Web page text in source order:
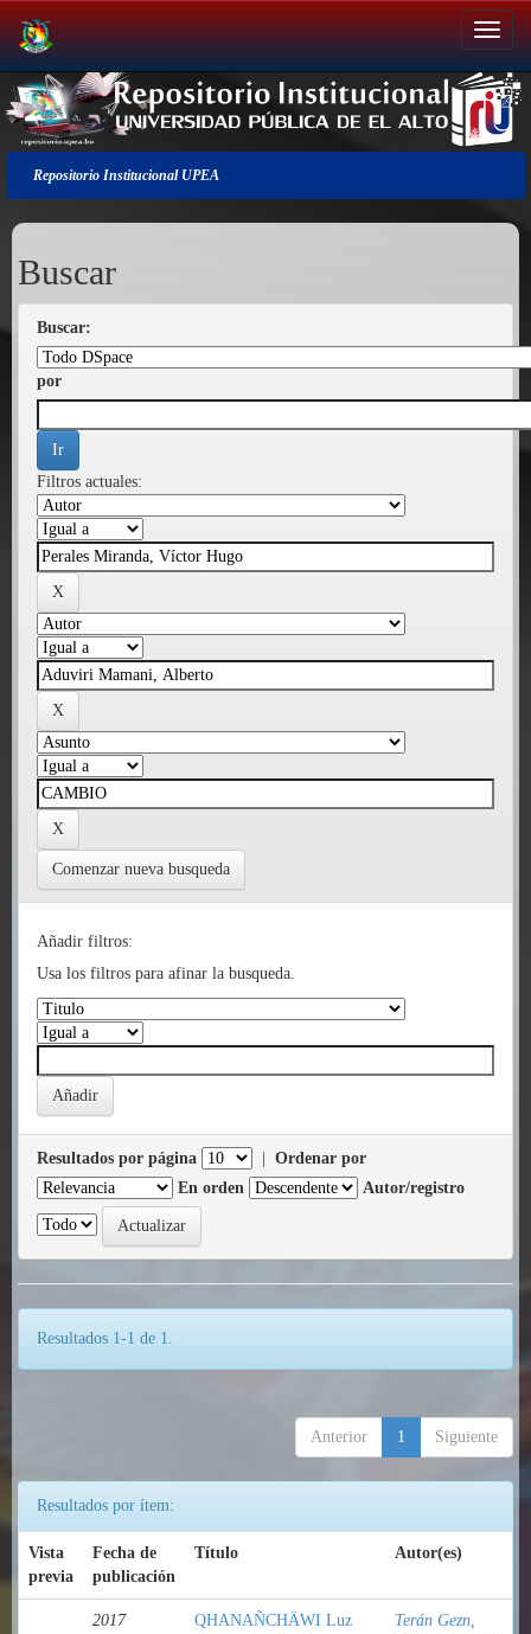
Salir
de
la
navegación
Repositorio Institucional UPEA
Buscar
Buscar:
por
Filtros actuales:
Comenzar nueva busqueda
Añadir filtros:
Usa los filtros para afinar la busqueda.
Resultados por página
Ordenar por
En orden
Autor/registro
Resultados 1-1 de 1.
Anterior 1 Siguiente
Resultados por ítem:
Vista
previa
Fecha de
publicación
Título Autor(es)
2017
QHANAÑCHÄWI Luz
Terán Gezn,